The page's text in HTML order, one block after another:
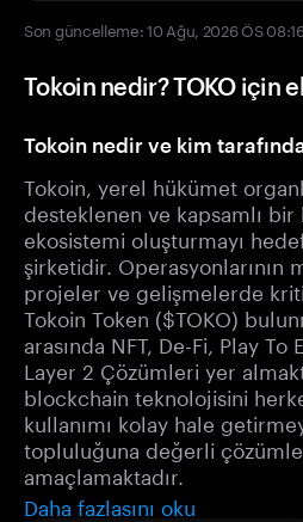
Son güncelleme: 10 Ağu, 2026 ÖS
Tokoin nedir? TOKO için
Tokoin nedir ve kim
Tokoin, yerel hükümet
desteklenen ve kapsamlı
ekosistemi oluşturmayı
şirketidir. Operasyonlarının
projeler ve gelişmelerde
Tokoin Token ($TOKO)
arasında NFT, De-Fi, Play To
Layer 2 Çözümleri yer
blockchain teknolojisini
kullanımı kolay hale
topluluğuna değerli
amaçlamaktadır.
Daha fazlasını oku